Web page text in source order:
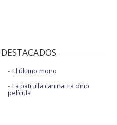
El último mono
La patrulla canina: La dino
película